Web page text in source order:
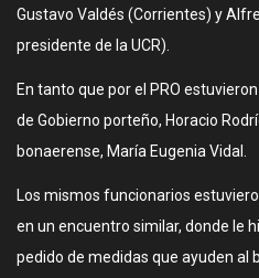
Gustavo Valdés (Corrientes) y
presidente de la UCR).
En tanto que por el PRO
de Gobierno porteño, Horacio
bonaerense, María Eugenia Vidal.
Los mismos funcionarios
en un encuentro similar, donde le
pedido de medidas que ayuden al